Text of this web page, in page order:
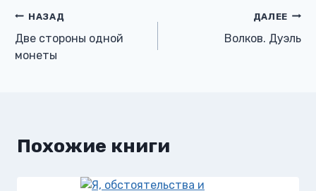
Навигация
по
НАЗАД
Две стороны одной
монеты
ДАЛЕЕ
Волков. Дуэль
Похожие книги